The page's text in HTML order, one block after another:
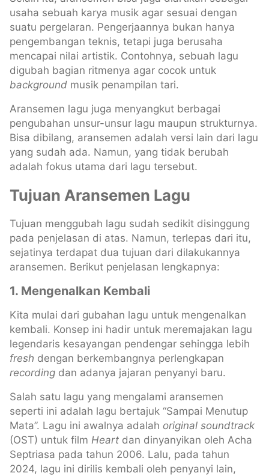
usaha sebuah karya musik agar sesuai dengan
suatu pergelaran. Pengerjaannya bukan hanya
pengembangan teknis, tetapi juga berusaha
mencapai nilai artistik. Contohnya, sebuah lagu
digubah bagian ritmenya agar cocok untuk
background musik penampilan tari.
Aransemen lagu juga menyangkut berbagai
pengubahan unsur-unsur lagu maupun strukturnya.
Bisa dibilang, aransemen adalah versi lain dari lagu
yang sudah ada. Namun, yang tidak berubah
adalah fokus utama dari lagu tersebut.
Tujuan Aransemen Lagu
Tujuan menggubah lagu sudah sedikit disinggung
pada penjelasan di atas. Namun, terlepas dari itu,
sejatinya terdapat dua tujuan dari dilakukannya
aransemen. Berikut penjelasan lengkapnya:
1. Mengenalkan Kembali
Kita mulai dari gubahan lagu untuk mengenalkan
kembali. Konsep ini hadir untuk meremajakan lagu
legendaris kesayangan pendengar sehingga lebih
fresh dengan berkembangnya perlengkapan
recording dan adanya jajaran penyanyi baru.
Salah satu lagu yang mengalami aransemen
seperti ini adalah lagu bertajuk “Sampai Menutup
Mata”. Lagu ini awalnya adalah original soundtrack
(OST) untuk film Heart dan dinyanyikan oleh Acha
Septriasa pada tahun 2006. Lalu, pada tahun
2024, lagu ini dirilis kembali oleh penyanyi lain,